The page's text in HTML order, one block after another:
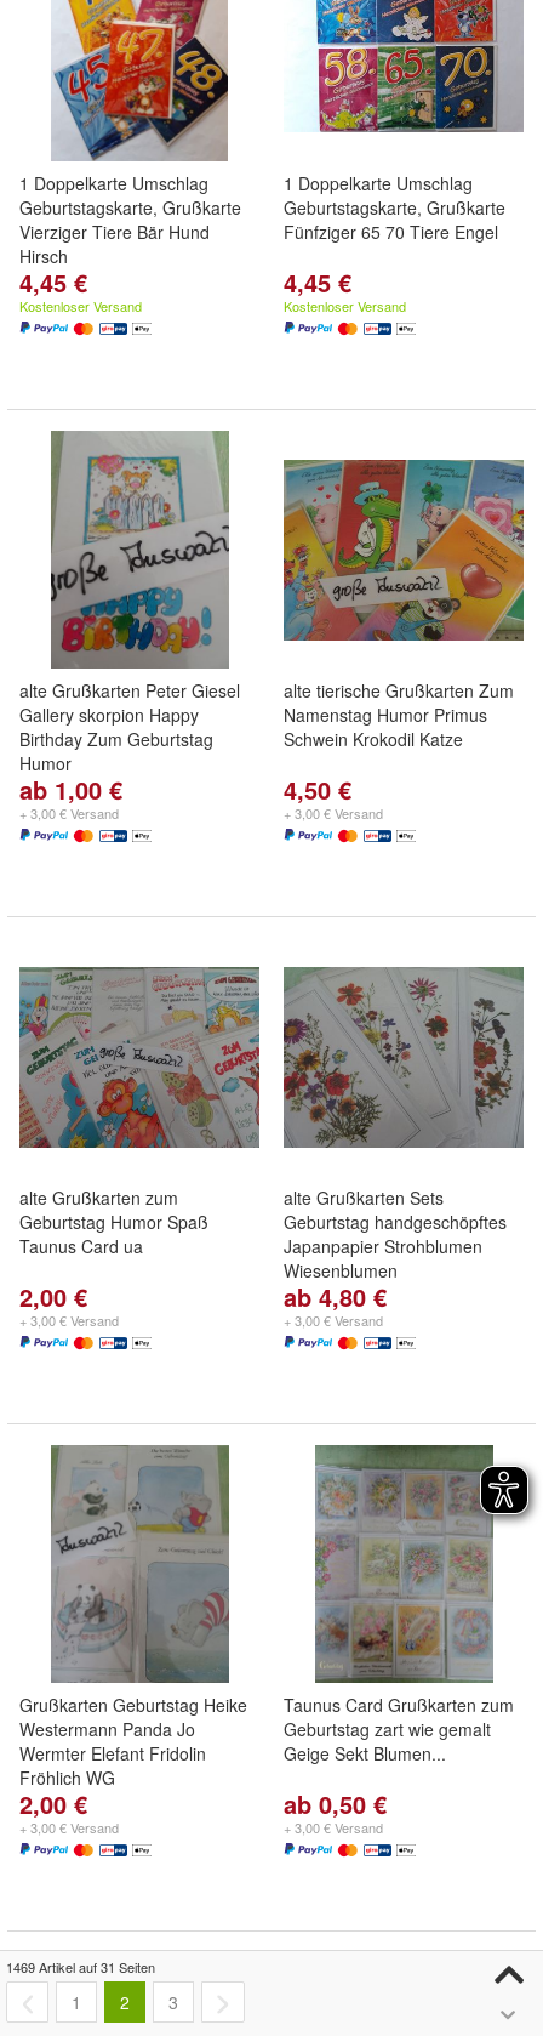
1 Doppelkarte Umschlag
Geburtstagskarte, Grußkarte
Vierziger Tiere Bär Hund
Hirsch
4,45 €
Kostenloser Versand
1 Doppelkarte Umschlag
Geburtstagskarte, Grußkarte
Fünfziger 65 70 Tiere Engel
4,45 €
Kostenloser Versand
alte Grußkarten Peter Giesel
Gallery skorpion Happy
Birthday Zum Geburtstag
Humor
ab 1,00 €
+ 3,00 € Versand
alte tierische Grußkarten Zum
Namenstag Humor Primus
Schwein Krokodil Katze
4,50 €
+ 3,00 € Versand
alte Grußkarten zum
Geburtstag Humor Spaß
Taunus Card ua
2,00 €
+ 3,00 € Versand
alte Grußkarten Sets
Geburtstag handgeschöpftes
Japanpapier Strohblumen
Wiesenblumen
ab 4,80 €
+ 3,00 € Versand
Grußkarten Geburtstag Heike
Westermann Panda Jo
Wermter Elefant Fridolin
Fröhlich WG
2,00 €
+ 3,00 € Versand
Taunus Card Grußkarten zum
Geburtstag zart wie gemalt
Geige Sekt Blumen...
ab 0,50 €
+ 3,00 € Versand
1469 Artikel auf 31 Seiten
1 2 3